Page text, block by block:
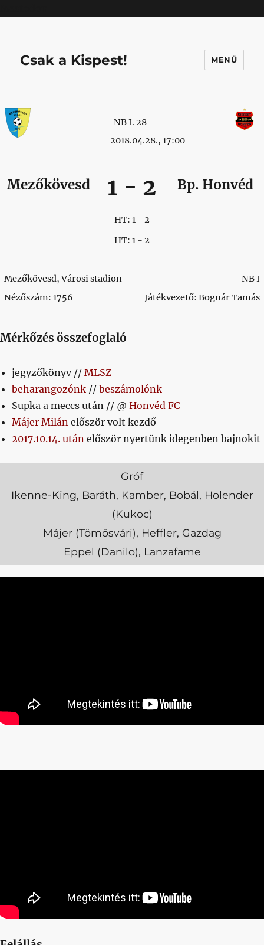
Csak a Kispest! MENÜ
NB I. 28
2018.04.28., 17:00
Mezőkövesd 1 - 2 Bp. Honvéd
HT: 1 - 2
HT: 1 - 2
Mezőkövesd, Városi stadion
Nézőszám: 1756
NB I
Játékvezető: Bognár Tamás
Mérkőzés összefoglaló
jegyzőkönyv // MLSZ
beharangozónk // beszámolónk
Supka a meccs után // @ Honvéd FC
Májer Milán először volt kezdő
2017.10.14. után először nyertünk idegenben bajnokit
Gróf
Ikenne-King, Baráth, Kamber, Bobál, Holender
(Kukoc)
Májer (Tömösvári), Heffler, Gazdag
Eppel (Danilo), Lanzafame